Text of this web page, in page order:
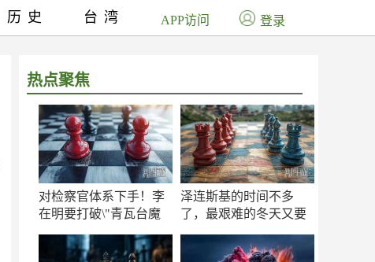
热点聚焦
对检察官体系下手！李
在明要打破\"青瓦台魔
泽连斯基的时间不多
了，最艰难的冬天又要
历史 台湾 APP访问 登录